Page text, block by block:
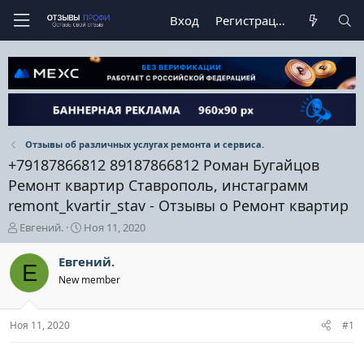
Вход Регистрация
Отзывы об различных услугах ремонта и сервиса.
+79187866812 89187866812 Роман Бугайцов
Ремонт квартир Ставрополь, инстаграмм
remont_kvartir_stav - Отзывы о Ремонт квартир
А
в
т
р
е
м
Евгений.
Д
а
а
н
ч
Ноя 11, 2020
Е Евгений.
New member
Ноя 11, 2020 #1